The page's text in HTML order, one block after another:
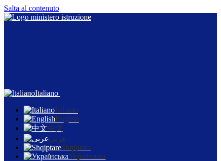
Salta al contenuto
Italiano
Italiano
English
中文
عربى
Shqiptare
Українська